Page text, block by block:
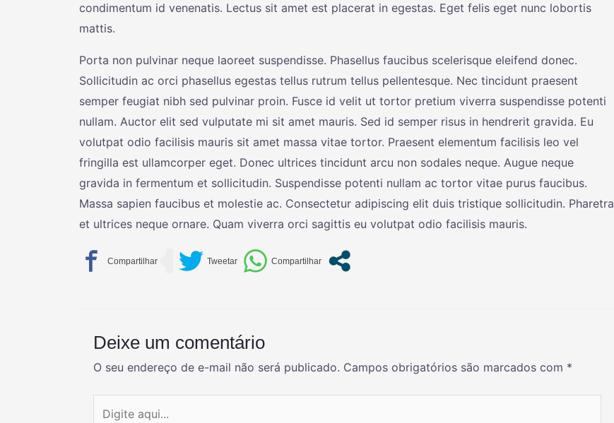
condimentum id venenatis. Lectus sit amet est placerat in egestas. Eget felis eget nunc lobortis
mattis.
Porta non pulvinar neque laoreet suspendisse. Phasellus faucibus scelerisque eleifend donec.
Sollicitudin ac orci phasellus egestas tellus rutrum tellus pellentesque. Nec tincidunt praesent
semper feugiat nibh sed pulvinar proin. Fusce id velit ut tortor pretium viverra suspendisse potenti
nullam. Auctor elit sed vulputate mi sit amet mauris. Sed id semper risus in hendrerit gravida. Eu
volutpat odio facilisis mauris sit amet massa vitae tortor. Praesent elementum facilisis leo vel
fringilla est ullamcorper eget. Donec ultrices tincidunt arcu non sodales neque. Augue neque
gravida in fermentum et sollicitudin. Suspendisse potenti nullam ac tortor vitae purus faucibus.
Massa sapien faucibus et molestie ac. Consectetur adipiscing elit duis tristique sollicitudin. Pharetra
et ultrices neque ornare. Quam viverra orci sagittis eu volutpat odio facilisis mauris.
Deixe um comentário
O seu endereço de e-mail não será publicado. Campos obrigatórios são marcados com *